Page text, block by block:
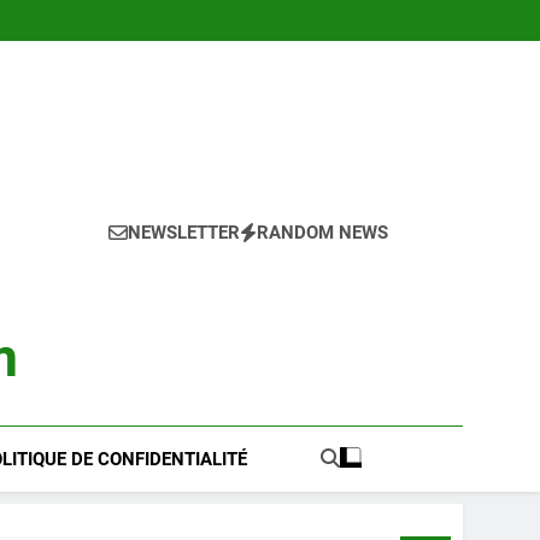
NEWSLETTER RANDOM NEWS
DE CONFIDENTIALITÉ